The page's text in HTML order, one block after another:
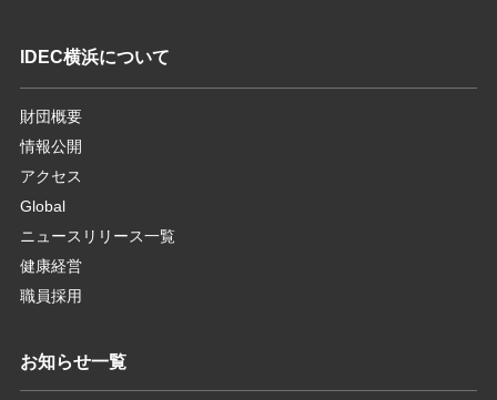
IDEC横浜について
財団概要
情報公開
アクセス
Global
ニュースリリース一覧
健康経営
職員採用
お知らせ一覧